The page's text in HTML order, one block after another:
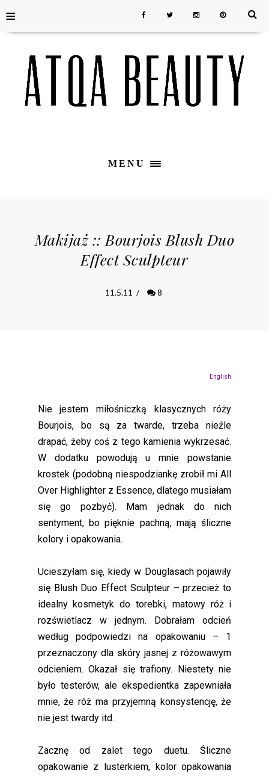
≡
MENU
Makijaż :: Bourjois Blush Duo
Effect Sculpteur
11.5.11 / 8
English
Nie jestem miłośniczką klasycznych róży
Bourjois, bo są za twarde, trzeba nieźle
drapać, żeby coś z tego kamienia wykrzesać.
W dodatku powodują u mnie powstanie
krostek (podobną niespodziankę zrobił mi All
Over Highlighter z Essence, dlatego musiałam
się go pozbyć). Mam jednak do nich
sentyment, bo pięknie pachną, mają śliczne
kolory i opakowania.
Ucieszyłam się, kiedy w Douglasach pojawiły
się Blush Duo Effect Sculpteur – przecież to
idealny kosmetyk do torebki, matowy róż i
rozświetlacz w jednym. Dobrałam odcień
według podpowiedzi na opakowaniu – 1
przeznaczony dla skóry jasnej z różowawym
odcieniem. Okazał się trafiony. Niestety nie
było testerów, ale ekspedientka zapewniała
mnie, że róż ma przyjemną konsystencję, że
nie jest twardy itd.
Zacznę od zalet tego duetu. Śliczne
opakowanie z lusterkiem, kolor opakowania